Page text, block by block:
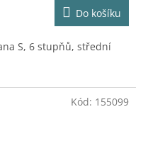
A
Do košíku
S, 6 stupňů, střední
Kód: 155099